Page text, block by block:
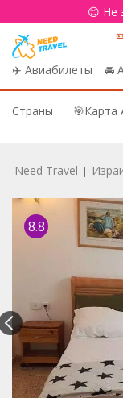
😊 Не
✈️ Авиабилеты 🚘
Страны 🎯Карта
Need Travel |
8.8